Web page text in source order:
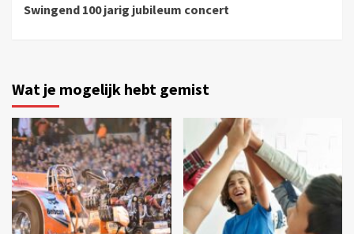
Swingend 100 jarig jubileum concert
Wat je mogelijk hebt gemist